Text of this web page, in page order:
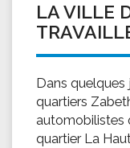
LA VILLE
Dans quelques
quartiers
automobilistes
quartier La